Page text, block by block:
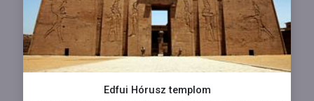
Edfui Hórusz templom